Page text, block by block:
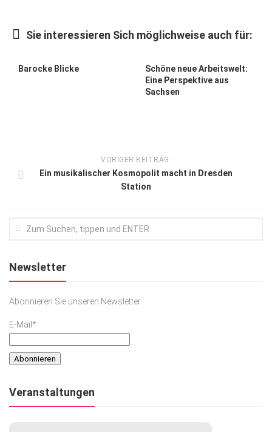
Lifestyle
Podcast
Sie interessieren Sich möglichweise auch für:
Barocke Blicke
Schöne neue Arbeitswelt:
Eine Perspektive aus
Sachsen
VORIGER BEITRAG:
Ein musikalischer Kosmopolit macht in Dresden
Station
Newsletter
Abonnieren Sie unseren Newsletter
E-Mail*
Veranstaltungen